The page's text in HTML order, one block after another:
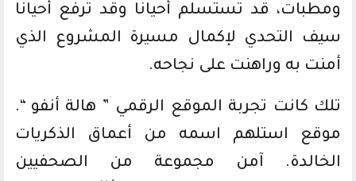
ومطبات، قد تستسلم أحيانا وقد ترفع أحيانا
سيف التحدي لإكمال مسيرة المشروع الذي
أمنت به وراهنت على نجاحه.
تلك كانت تجربة الموقع الرقمي ” هالة أنفو “.
موقع استلهم اسمه من أعماق الذكريات
الخالدة. آمن مجموعة من الصحفيين